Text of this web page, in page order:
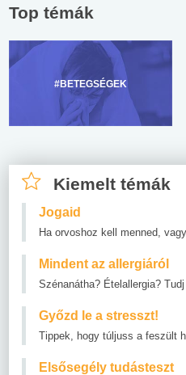
Top témák
#BETEGSÉGEK
Kiemelt témák
Jogaid
Ha orvoshoz kell menned,
Mindent az allergiáról
Szénanátha? Ételallergia?
Győzd le a stresszt!
Tippek, hogy túljuss a feszült
Elsősegély tudásteszt